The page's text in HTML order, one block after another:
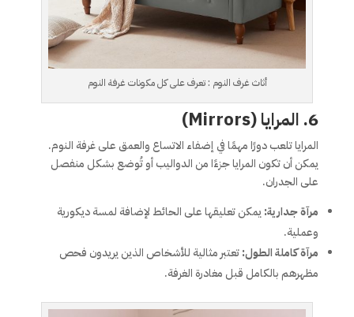
أثاث غرف النوم : تعرف على كل مكونات غرفة النوم
6. المرايا (Mirrors)
المرايا تلعب دورًا مهمًا في إضفاء الاتساع والعمق على غرفة النوم.
يمكن أن تكون المرايا جزءًا من الدواليب أو تُوضع بشكل منفصل
على الجدران.
مرآة جدارية: يمكن تعليقها على الحائط لإضافة لمسة ديكورية
وعملية.
مرآة كاملة الطول:تعتبر مثالية للأشخاص الذين يريدون فحص
مظهرهم بالكامل قبل مغادرة الغرفة.